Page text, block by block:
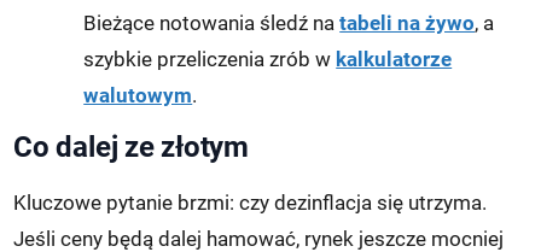
Bieżące notowania śledź natabeli na żywo, a
szybkie przeliczenia zrób w kalkulatorze
walutowym.
Co dalej ze złotym
Kluczowe pytanie brzmi: czy dezinflacja się utrzyma.
Jeśli ceny będą dalej hamować, rynek jeszcze mocniej